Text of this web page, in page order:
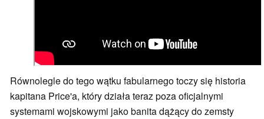
Równolegle do tego wątku fabularnego toczy się historia
kapitana Price'a, który działa teraz poza oficjalnymi
systemami wojskowymi jako banita dążący do zemsty